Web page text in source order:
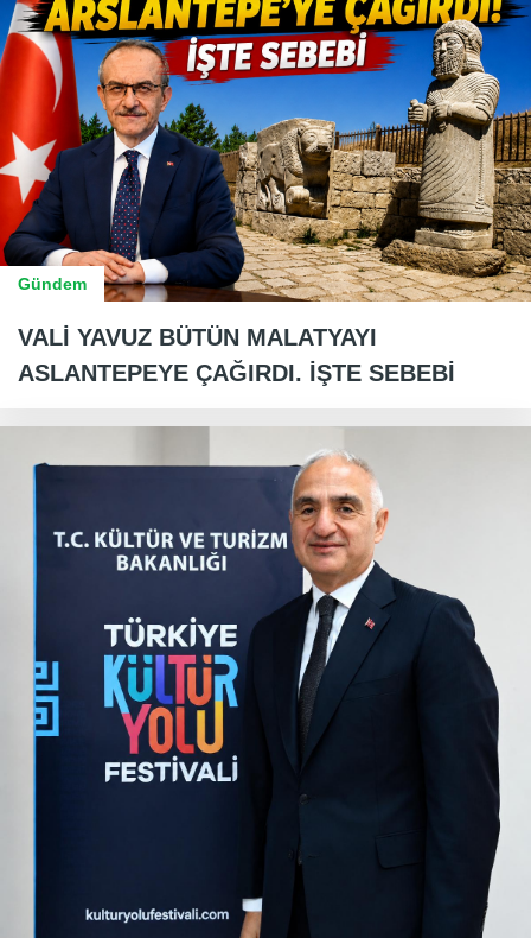
Gündem
VALİ YAVUZ BÜTÜN MALATYAYI
ASLANTEPEYE ÇAĞIRDI. İŞTE SEBEBİ